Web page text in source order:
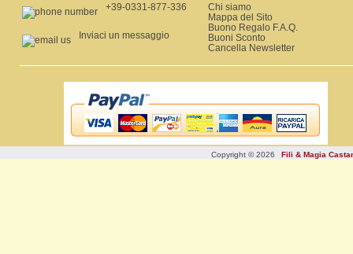
+39-0331-877-336
Inviaci un messaggio
Chi siamo
Mappa del Sito
Buono Regalo F.A.Q.
Buoni Sconto
Cancella Newsletter
Copyright © 2026 Fili & Magia